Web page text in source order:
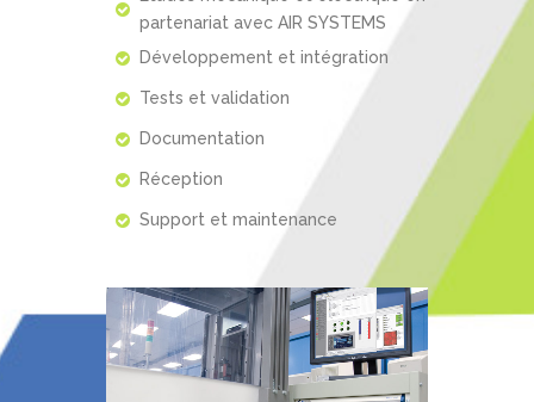
partenariat avec AIR SYSTEMS
Développement et intégration
Tests et validation
Documentation
Réception
Support et maintenance